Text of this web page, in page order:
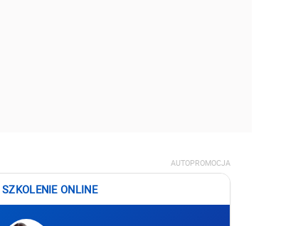
AUTOPROMOCJA
SZKOLENIE ONLINE